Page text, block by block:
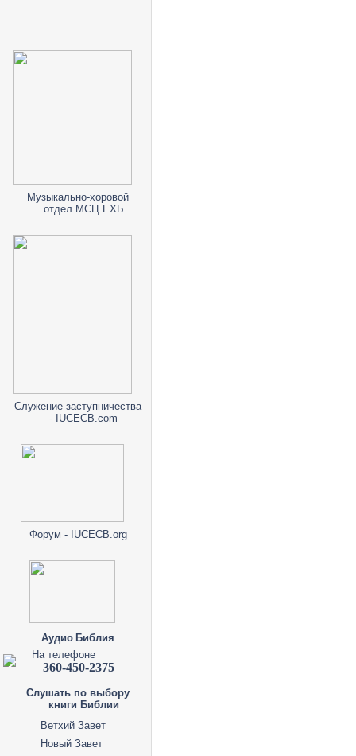
Музыкально-хоровой
отдел МСЦ ЕХБ
Служение заступничества
- IUCECB.com
Форум - IUCECB.org
Аудио Библия
На телефоне
360-450-2375
Слушать по выбору
книги Библии
Ветхий Завет
Новый Завет